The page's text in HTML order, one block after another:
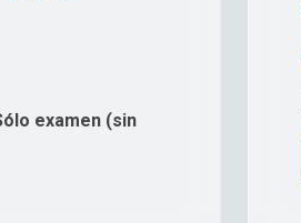
examen (sin